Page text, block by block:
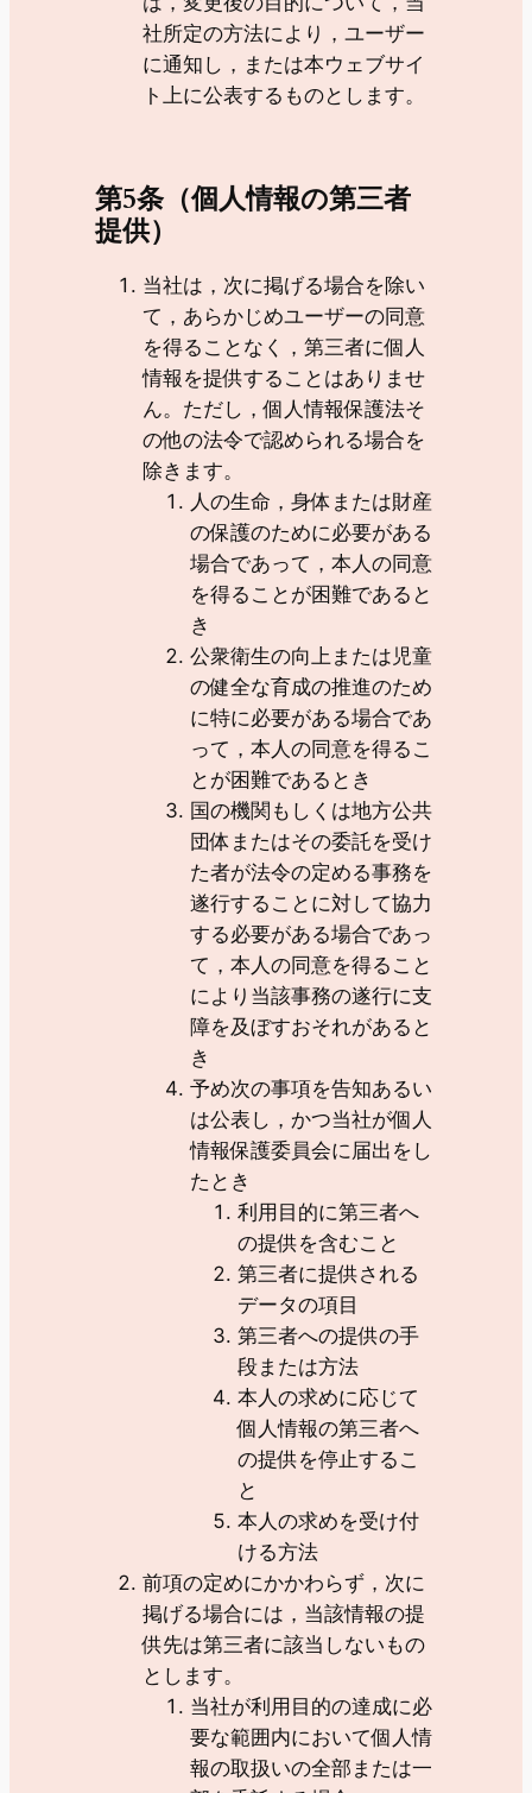
社所定の方法により，ユーザー
に通知し，または本ウェブサイ
ト上に公表するものとします。
第5条（個人情報の第三者
提供）
当社は，次に掲げる場合を除い
て，あらかじめユーザーの同意
を得ることなく，第三者に個人
情報を提供することはありませ
ん。ただし，個人情報保護法そ
の他の法令で認められる場合を
除きます。
人の生命，身体または財産
の保護のために必要がある
場合であって，本人の同意
を得ることが困難であると
き
公衆衛生の向上または児童
の健全な育成の推進のため
に特に必要がある場合であ
って，本人の同意を得るこ
とが困難であるとき
国の機関もしくは地方公共
団体またはその委託を受け
た者が法令の定める事務を
遂行することに対して協力
する必要がある場合であっ
て，本人の同意を得ること
により当該事務の遂行に支
障を及ぼすおそれがあると
き
予め次の事項を告知あるい
は公表し，かつ当社が個人
情報保護委員会に届出をし
たとき
利用目的に第三者へ
の提供を含むこと
第三者に提供される
データの項目
第三者への提供の手
段または方法
本人の求めに応じて
個人情報の第三者へ
の提供を停止するこ
と
本人の求めを受け付
ける方法
前項の定めにかかわらず，次に
掲げる場合には，当該情報の提
供先は第三者に該当しないもの
とします。
当社が利用目的の達成に必
要な範囲内において個人情
報の取扱いの全部または一